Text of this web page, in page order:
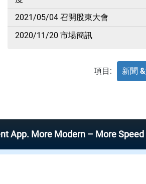
2021/05/04 召開股東大會
2020/11/20 市場簡訊
項目: 新聞
Modern – More Speed –